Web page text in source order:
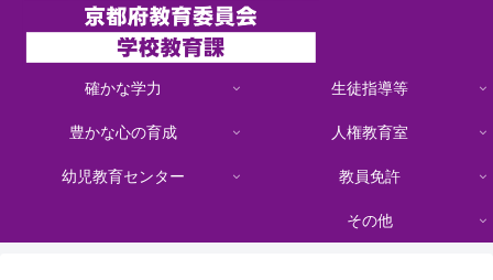
確かな学力 生徒指導等
豊かな心の育成 人権教育室
幼児教育センター 教員免許
その他